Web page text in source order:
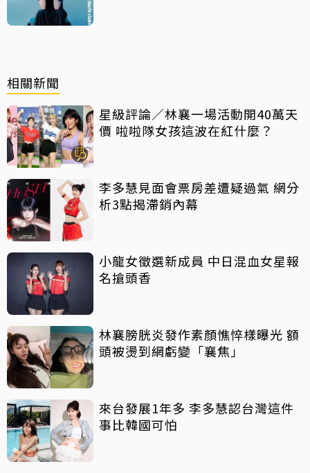
相關新聞
星級評論／林襄一場活動開40萬天
價 啦啦隊女孩這波在紅什麼？
李多慧見面會票房差遭疑過氣 網分
析3點揭滯銷內幕
小龍女徵選新成員 中日混血女星報
名搶頭香
林襄膀胱炎發作素顏憔悴樣曝光 額
頭被燙到網虧變「襄焦」
來台發展1年多 李多慧認台灣這件
事比韓國可怕